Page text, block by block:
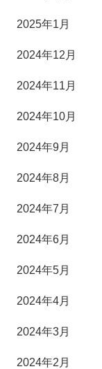
2025年1月
2024年12月
2024年11月
2024年10月
2024年9月
2024年8月
2024年7月
2024年6月
2024年5月
2024年4月
2024年3月
2024年2月